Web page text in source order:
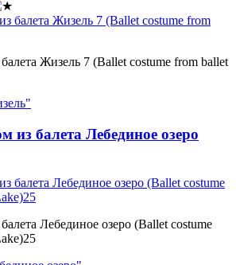
Жизель 7 (Ballet costume from ballet
из балета Лебединое озеро
Лебединое озеро (Ballet costume